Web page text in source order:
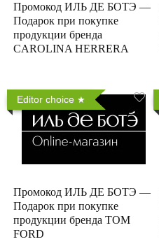
Промокод ИЛЬ ДЕ БОТЭ —
Подарок при покупке
продукции бренда
CAROLINA HERRERA
Editor choice
Промокод ИЛЬ ДЕ БОТЭ —
Подарок при покупке
продукции бренда TOM
FORD